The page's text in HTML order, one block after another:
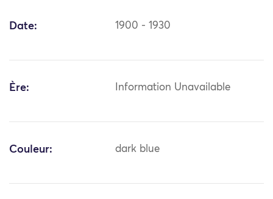
Date: 1900 - 1930
Ère: Information Unavailable
Couleur: dark blue